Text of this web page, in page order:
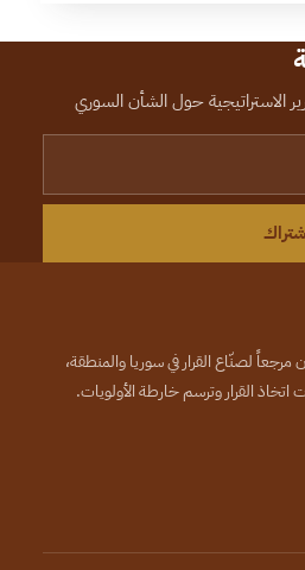
الاستراتيجية حول الشأن السوري
لصنّاع القرار في سوريا والمنطقة،
اتخاذ القرار وترسم خارطة الأولويات.